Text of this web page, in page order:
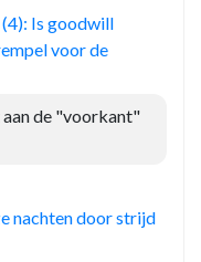
Is goodwill
voor de
de "voorkant"
nachten door strijd